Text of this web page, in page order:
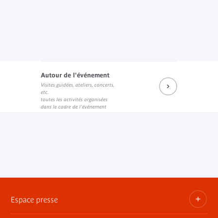
Autour de l'événement
Visites guidées, ateliers, concerts,
etc.
toutes les activités organisées
dans le cadre de l'événement
Espace presse